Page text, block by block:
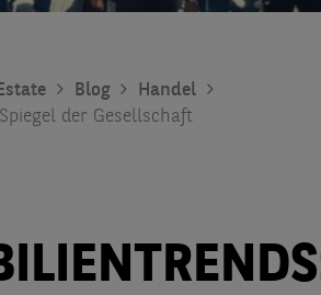
Blog
Handel
der Gesellschaft